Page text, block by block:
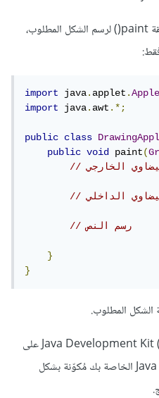
3- ضمن فئة الرسم، قم بتجاوز الطريقة paint() لرسم الشكل المطلوب،
import java.applet.
import
java.awt.*;
public class
public
void paint(
الخارجي
الداخلي
// رسم النص
}
}
وتأكد من أنك قد قمت بتثبيت Java Development Kit (JDK) على
جهاز الكمبيوتر لديك، وأن بيئة تطوير Java الخاصة بك مُكوّنة بشكل